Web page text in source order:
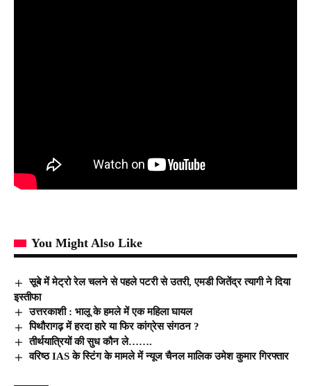
You Might Also Like
सूबे में मेट्रो रेल चलने से पहले पटरी से उतरी, एमडी जितेंद्र त्यागी ने द‌िया
इस्तीफा
उत्तरकाशी : भालू के हमले में एक महिला घायल
पिथौरागढ़ में हरदा हारे या फिर कांग्रेस संगठन ?
तीर्थयात्रियों की सुध कौन ले…….
वरिष्ठ IAS के स्टिंग के मामले में न्यूज चैनल मालिक उमेश कुमार गिरफ्तार